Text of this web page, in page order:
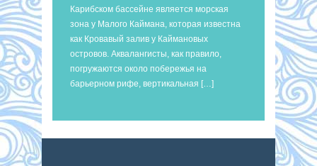
Карибском бассейне является морская
зона у Малого Каймана, которая известна
как Кровавый залив у Каймановых
островов. Аквалангисты, как правило,
погружаются около побережья на
барьерном рифе, вертикальная […]